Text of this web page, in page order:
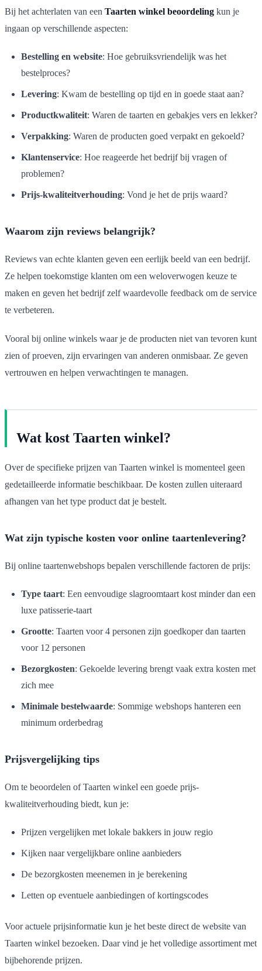
Bij het achterlaten van een Taarten winkel beoordeling kun je
ingaan op verschillende aspecten:
Bestelling en website: Hoe gebruiksvriendelijk was het
bestelproces?
Levering: Kwam de bestelling op tijd en in goede staat aan?
Productkwaliteit: Waren de taarten en gebakjes vers en lekker?
Verpakking: Waren de producten goed verpakt en gekoeld?
Klantenservice: Hoe reageerde het bedrijf bij vragen of
problemen?
Prijs-kwaliteitverhouding: Vond je het de prijs waard?
Waarom zijn reviews belangrijk?
Reviews van echte klanten geven een eerlijk beeld van een bedrijf.
Ze helpen toekomstige klanten om een weloverwogen keuze te
maken en geven het bedrijf zelf waardevolle feedback om de service
te verbeteren.
Vooral bij online winkels waar je de producten niet van tevoren kunt
zien of proeven, zijn ervaringen van anderen onmisbaar. Ze geven
vertrouwen en helpen verwachtingen te managen.
Wat kost Taarten winkel?
Over de specifieke prijzen van Taarten winkel is momenteel geen
gedetailleerde informatie beschikbaar. De kosten zullen uiteraard
afhangen van het type product dat je bestelt.
Wat zijn typische kosten voor online taartenlevering?
Bij online taartenwebshops bepalen verschillende factoren de prijs:
Type taart: Een eenvoudige slagroomtaart kost minder dan een
luxe patisserie-taart
Grootte: Taarten voor 4 personen zijn goedkoper dan taarten
voor 12 personen
Bezorgkosten: Gekoelde levering brengt vaak extra kosten met
zich mee
Minimale bestelwaarde: Sommige webshops hanteren een
minimum orderbedrag
Prijsvergelijking tips
Om te beoordelen of Taarten winkel een goede prijs-
kwaliteitverhouding biedt, kun je:
Prijzen vergelijken met lokale bakkers in jouw regio
Kijken naar vergelijkbare online aanbieders
De bezorgkosten meenemen in je berekening
Letten op eventuele aanbiedingen of kortingscodes
Voor actuele prijsinformatie kun je het beste direct de website van
Taarten winkel bezoeken. Daar vind je het volledige assortiment met
bijbehorende prijzen.